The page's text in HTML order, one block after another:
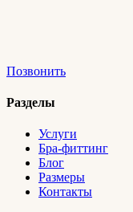
Позвонить
Разделы
Услуги
Бра-фиттинг
Блог
Размеры
Контакты